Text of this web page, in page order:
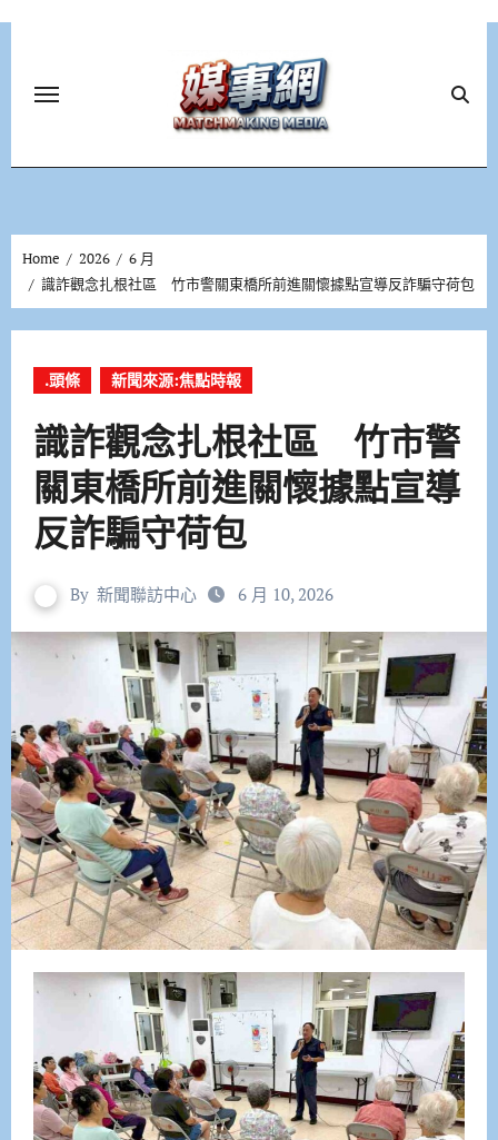
Home 2026
6 月
識詐觀念扎根社區 竹市警關東橋所前進關懷據點宣導反詐騙守荷包
.頭條 新聞來源:焦點時報
識詐觀念扎根社區 竹市警
關東橋所前進關懷據點宣導
反詐騙守荷包
By 新聞聯訪中心 6 月 10, 2026